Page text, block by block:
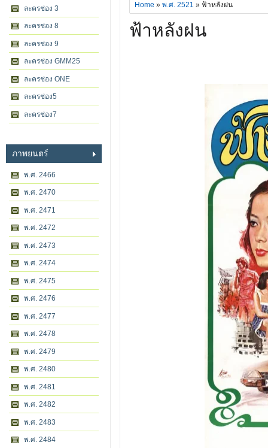
ละครช่อง 3
ละครช่อง 8
ละครช่อง 9
ละครช่อง GMM25
ละครช่อง ONE
ละครช่อง5
ละครช่อง7
ภาพยนตร์
พ.ศ. 2466
พ.ศ. 2470
พ.ศ. 2471
พ.ศ. 2472
พ.ศ. 2473
พ.ศ. 2474
พ.ศ. 2475
พ.ศ. 2476
พ.ศ. 2477
พ.ศ. 2478
พ.ศ. 2479
พ.ศ. 2480
พ.ศ. 2481
พ.ศ. 2482
พ.ศ. 2483
พ.ศ. 2484
Home » พ.ศ. 2521 » ฟ้าหลังฝน
ฟ้าหลังฝน